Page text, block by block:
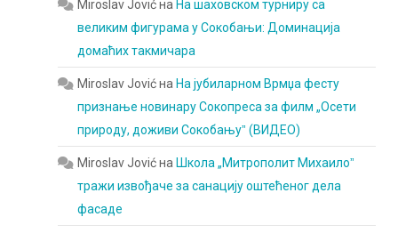
Miroslav Jovićна На шаховском турниру са
великим фигурама у Сокобањи: Доминација
домаћих такмичара
Miroslav Jovićна На јубиларном Врмџа фесту
признање новинару Сокопреса за филм „Осети
природу, доживи Сокобањуˮ (ВИДЕО)
Miroslav Jovićна Школа „Митрополит Михаилоˮ
тражи извођаче за санацију оштећеног дела
фасаде